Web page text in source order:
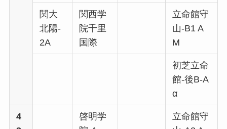
関大
北陽-
2A
関西学
院千里
国際
立命館守
山-B1 A
M
初芝立命
館-後B-A
α
4
啓明学
立命館守